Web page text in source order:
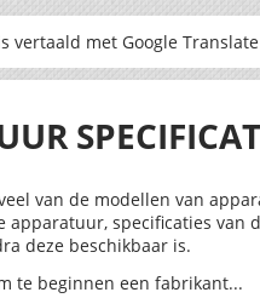
vertaald met Google Translate
van de modellen van
specificaties van
deze beschikbaar is.
te beginnen een fabrikant...